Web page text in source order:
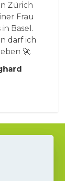
Zürich
Frau
Basel.
darf ich
🚀.